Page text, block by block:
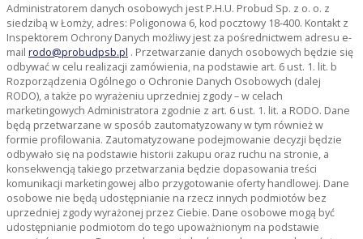
Administratorem danych osobowych jest P.H.U. Probud Sp. z o. o. z
siedzibą w Łomży, adres: Poligonowa 6, kod pocztowy 18-400. Kontakt z
Inspektorem Ochrony Danych możliwy jest za pośrednictwem adresu e-
mail rodo@probudpsb.pl . Przetwarzanie danych osobowych będzie się
odbywać w celu realizacji zamówienia, na podstawie art. 6 ust. 1. lit. b
Rozporządzenia Ogólnego o Ochronie Danych Osobowych (dalej
RODO), a także po wyrażeniu uprzedniej zgody – w celach
marketingowych Administratora zgodnie z art. 6 ust. 1. lit. a RODO. Dane
będą przetwarzane w sposób zautomatyzowany w tym również w
formie profilowania. Zautomatyzowane podejmowanie decyzji będzie
odbywało się na podstawie historii zakupu oraz ruchu na stronie, a
konsekwencją takiego przetwarzania będzie dopasowania treści
komunikacji marketingowej albo przygotowanie oferty handlowej. Dane
osobowe nie będą udostępnianie na rzecz innych podmiotów bez
uprzedniej zgody wyrażonej przez Ciebie. Dane osobowe mogą być
udostępnianie podmiotom do tego upoważnionym na podstawie